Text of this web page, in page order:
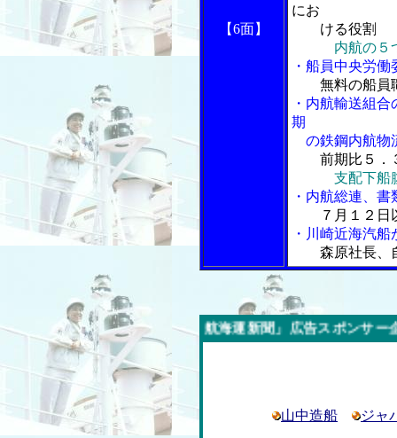
【6面】
にお
ける役割
内航の５
・船員中央労
無料の船員
・内航輸送組
期
の鉄鋼内航物
前期比５．
支配下船
・内航総連、
７月１２日
・川崎近海汽
森原社長、
今週の「内航海運新聞」広告スポンサー企業
山中造船 ジャ